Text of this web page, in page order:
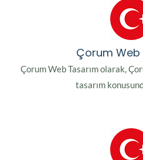
Çorum Web
Çorum Web Tasarım olarak,
tasarım